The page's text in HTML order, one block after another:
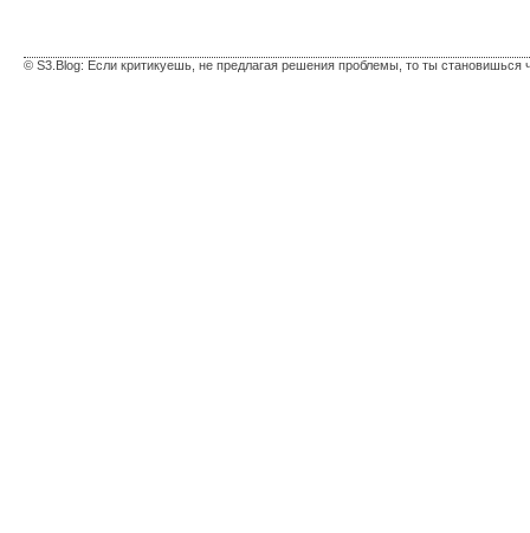
© S3.Blog: Если критикуешь, не предлагая решения проблемы, то ты становишься